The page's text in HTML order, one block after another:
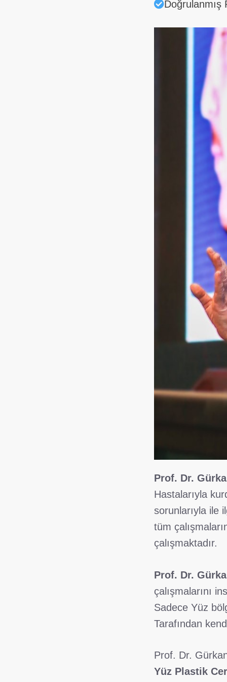
Doğrulanmış
Prof. Dr.
Hastalarıyla
sorunlarıyla ile
tüm
çalışmaktadır.
Prof. Dr.
çalışmalarını
Sadece Yüz
Tarafından
Prof. Dr.
Yüz Plastik